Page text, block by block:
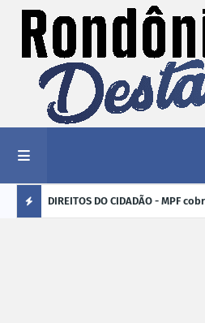
DIREITOS DO CIDADÃO - MPF